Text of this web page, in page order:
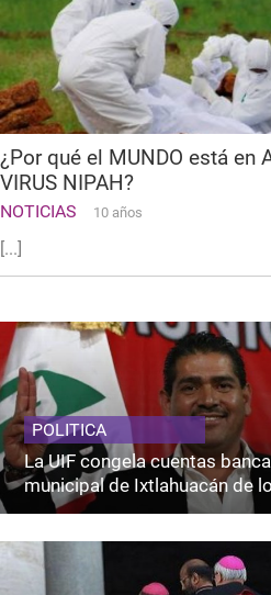
¿Por qué el MUNDO está en
VIRUS NIPAH?
NOTICIAS 10 años
[...]
POLITICA
La UIF congela cuentas
municipal de Ixtlahuacán de